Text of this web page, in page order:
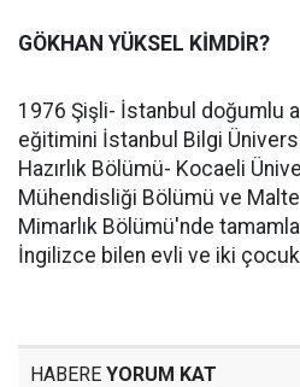
GÖKHAN YÜKSEL KİMDİR?
1976 Şişli- İstanbul doğumlu
eğitimini İstanbul Bilgi
Hazırlık Bölümü- Kocaeli
Mühendisliği Bölümü ve
Mimarlık Bölümü'nde
İngilizce bilen evli ve iki çocuk
HABERE YORUM KAT